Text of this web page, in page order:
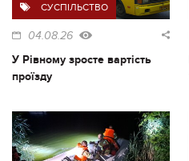
СУСПІЛЬСТВО
04.08.26
У Рівному зросте вартість
проїзду